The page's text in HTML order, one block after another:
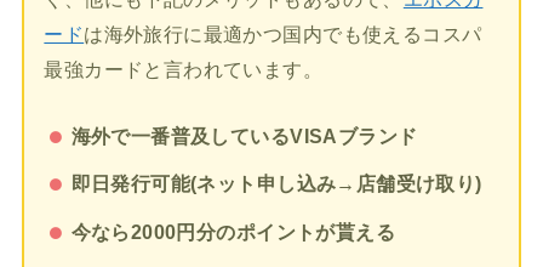
ードは海外旅行に最適かつ国内でも使えるコスパ
最強カードと言われています。
海外で一番普及しているVISAブランド
即日発行可能(ネット申し込み→店舗受け取り)
今なら2000円分のポイントが貰える